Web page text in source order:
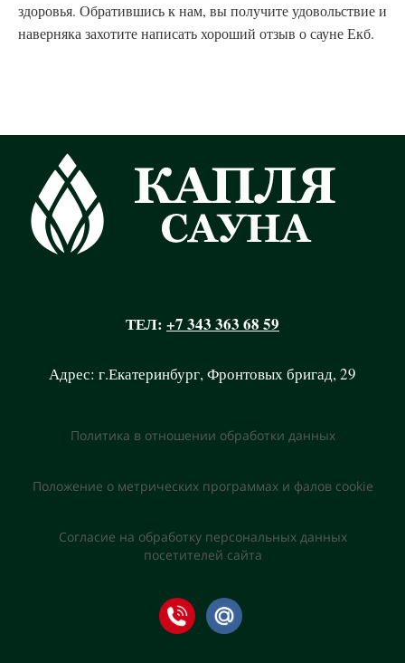
здоровья. Обратившись к нам, вы получите удовольствие и
наверняка захотите написать хороший отзыв о сауне Екб.
ТЕЛ: +7 343 363 68 59
Адрес: г.Екатеринбург, Фронтовых бригад, 29
Политика в отношении обработки данных
Положение о метрических программах и фалов cookie
Согласие на обработку персональных данных
посетителей сайта